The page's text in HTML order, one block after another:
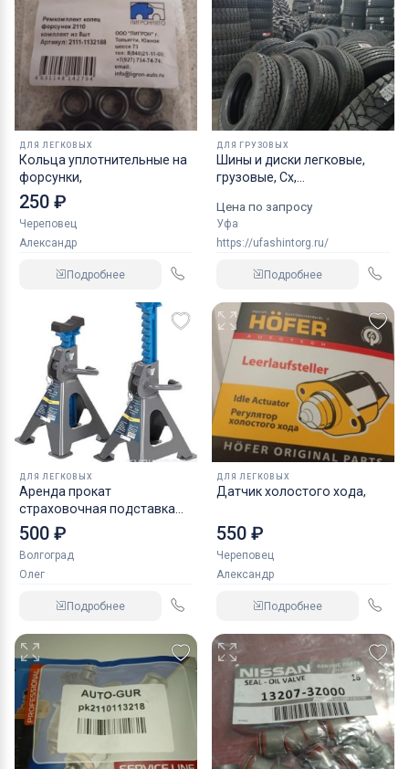
ДЛЯ ЛЕГКОВЫХ
Кольца уплотнительные на
форсунки,
250 ₽
Череповец
Александр
Подробнее
ДЛЯ ГРУЗОВЫХ
Шины и диски легковые,
грузовые, Сх,
Цена по запросу
Уфа
https://ufashintorg.ru/
Подробнее
ДЛЯ ЛЕГКОВЫХ
Аренда прокат
страховочная подставка
NORDBERG 2 т
500 ₽
Волгоград
Олег
Подробнее
ДЛЯ ЛЕГКОВЫХ
Датчик холостого хода,
550 ₽
Череповец
Александр
Подробнее